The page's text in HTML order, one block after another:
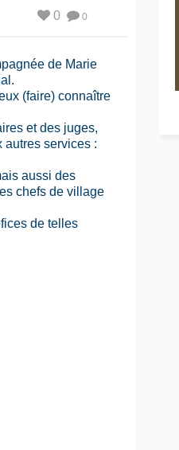
0
0
de Marie
(faire) connaître
et des juges,
autres services :
aussi des
chefs de village
de telles